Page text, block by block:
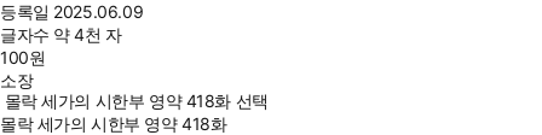
등록일 2025.06.09
글자수 약 4천 자
100원
소장
몰락 세가의 시한부 영약 418화 선택
몰락 세가의 시한부 영약 418화